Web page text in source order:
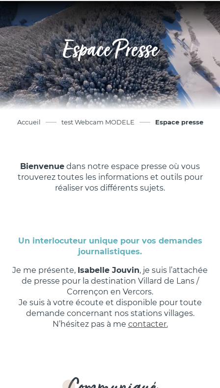
contenu
principal
Espace Presse
Accueil test Webcam MODELE Espace presse
Bienvenue dans notre espace presse où vous
trouverez toutes les informations et outils pour
réaliser vos différents sujets.
Un interlocuteur unique pour vos demandes
journalistiques.
Je me présente, Isabelle Jouvin, je suis l’attachée
de presse pour la destination Villard de Lans /
Corrençon en Vercors.
Je suis à votre écoute et disponible pour toute
demande concernant nos stations villages.
N’hésitez pas à me contacter.